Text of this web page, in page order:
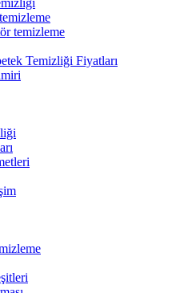
temizleme
Temizliği Fiyatları